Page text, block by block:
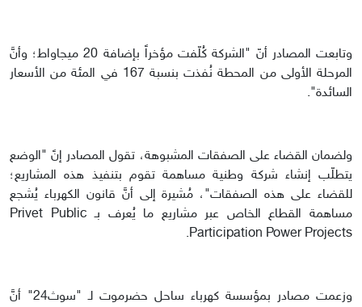
وتابعت المصادر أنّ "الشركة كُلّفت مؤخراً بإضافة 20 ميجاواط؛ وأنَّ
المرحلة الأولى من المحطة نُفذت بنسبة 167 في المئة من الأسعار
السائدة".
ولضمان القضاء على الصفقات المشبوهة، تقول المصادر إنً "الوضع
يتطلّب إنشاء شركة وطنية مساهمة تقوم بتنفيذ هذه المشاريع؛
للقضاء على هذه الصفقات"، مُشيرة إلى أنَّ قانون الكهرباء يُشجع
مساهمة القطاع الخاص عبر مشاريع ما يُعرف بـ Privet Public
Participation Power Projects.
وزعمت مصادر بمؤسسة كهرباء ساحل حضرموت لـ "سوث24" أنَّ